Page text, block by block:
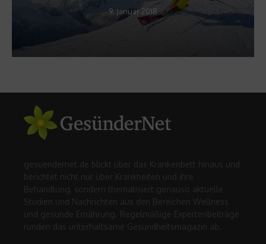
9. Januar 2018
gesuendernet.de blickt über das Krankenbett hinaus und
berichtet nicht nur über Krankheiten und ihre
Behandlung, sondern thematisiert genauso aktuelle
Studien und Nachrichten aus den Bereichen Wellness
und gesunde Ernährung. Regelmäßige Expertenbeiträge
runden das unterhaltsame Gesundheitsmagazin ab.